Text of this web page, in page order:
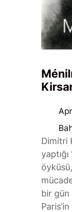
Dimitri
bir gün